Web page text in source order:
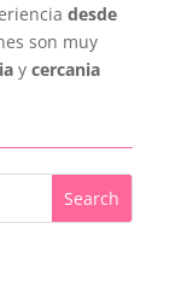
desde
son muy
y cercania